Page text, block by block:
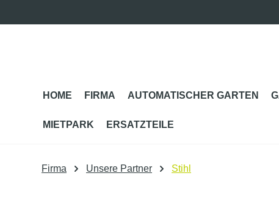
HOME FIRMA AUTOMATISCHER GARTEN
MIETPARK ERSATZTEILE
Firma Unsere Partner Stihl